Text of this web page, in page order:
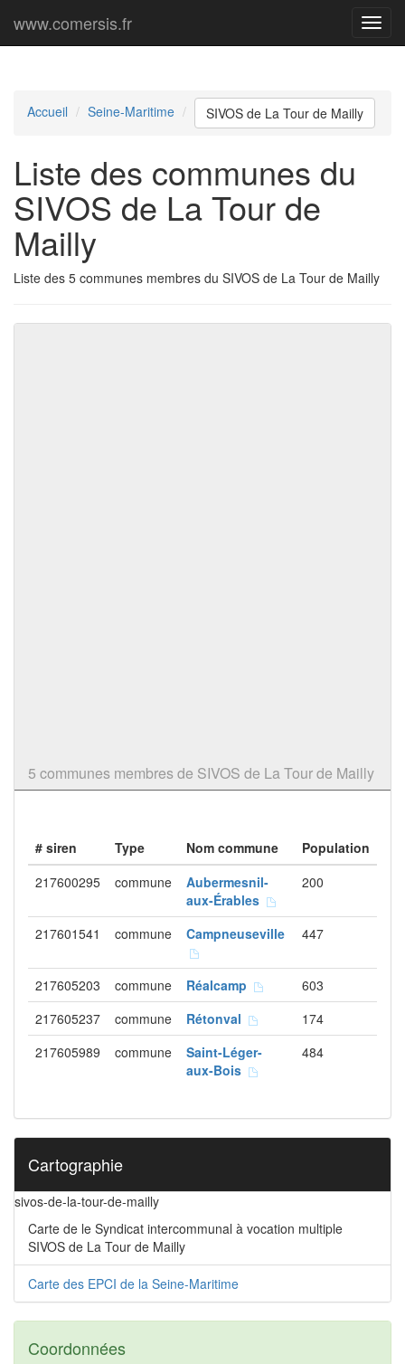
Menu
www.comersis.fr
Accueil Seine-Maritime SIVOS de La Tour de Mailly
Liste des communes du
SIVOS de La Tour de
Mailly
Liste des 5 communes membres du SIVOS de La Tour de Mailly
5 communes membres de SIVOS de La Tour de Mailly
# siren Type Nom commune
Population
217600295
commune
Aubermesnil-
aux-Érables
200
217601541 commune Campneuseville 447
217605203 commune Réalcamp
603
217605237
commune Rétonval
174
217605989
commune
Saint-Léger-
aux-Bois
484
Cartographie
sivos-de-la-tour-de-mailly
Carte de le Syndicat intercommunal à vocation multiple
SIVOS de La Tour de Mailly
Carte des EPCI de la Seine-Maritime
Coordonnées